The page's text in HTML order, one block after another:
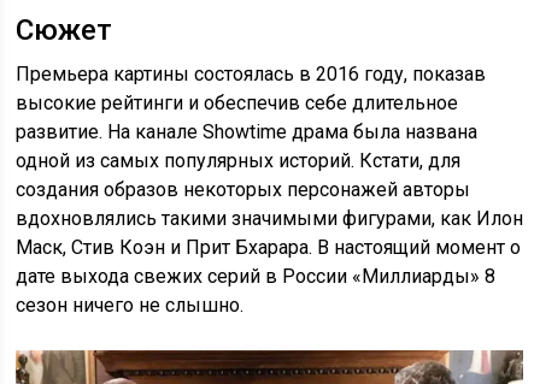
Сюжет
Премьера картины состоялась в 2016 году, показав
высокие рейтинги и обеспечив себе длительное
развитие. На канале Showtime драма была названа
одной из самых популярных историй. Кстати, для
создания образов некоторых персонажей авторы
вдохновлялись такими значимыми фигурами, как Илон
Маск, Стив Коэн и Прит Бхарара. В настоящий момент о
дате выхода свежих серий в России «Миллиарды» 8
сезон ничего не слышно.